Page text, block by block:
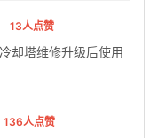
13人点赞
却塔维修升级后使用
136人点赞